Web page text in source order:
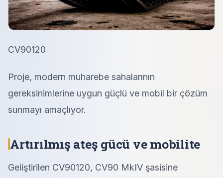
CV90120
Proje, modern muharebe sahalarının
gereksinimlerine uygun güçlü ve mobil bir çözüm
sunmayı amaçlıyor.
Artırılmış ateş gücü ve mobilite
Geliştirilen CV90120, CV90 MkIV şasisine